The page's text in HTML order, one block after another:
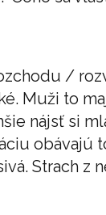
/
Muži to
nájsť si
obávajú
Strach z